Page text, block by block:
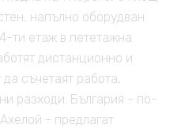
напълно оборудван
ти етаж в пететажна
дистанционно и
съчетаят работа,
разходи. България - по-
- предлагат